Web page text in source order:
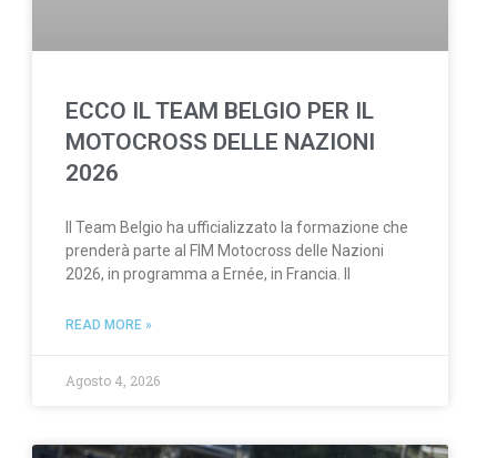
ECCO IL TEAM BELGIO PER IL
MOTOCROSS DELLE NAZIONI
2026
Il Team Belgio ha ufficializzato la formazione che
prenderà parte al FIM Motocross delle Nazioni
2026, in programma a Ernée, in Francia. Il
READ MORE »
Agosto 4, 2026